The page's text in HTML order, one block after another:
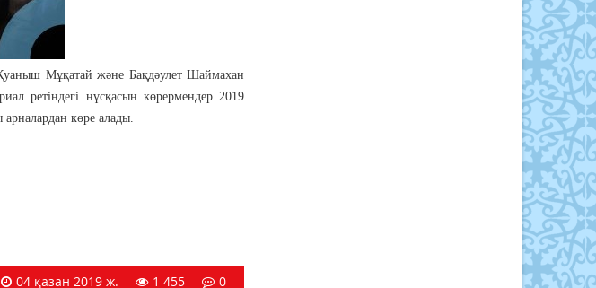
Мұқатай және Бақдәулет Шаймахан
ретіндегі нұсқасын көрермендер 2019
көре алады.
04 қазан 2019 ж. 1 455 0